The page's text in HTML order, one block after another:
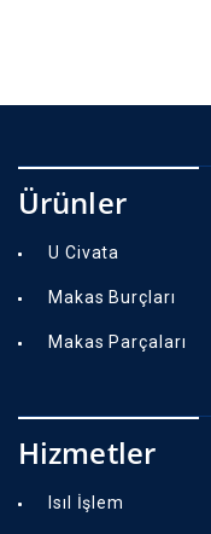
Ürünler
U Civata
Makas Burçları
Makas Parçaları
Hizmetler
Isıl İşlem